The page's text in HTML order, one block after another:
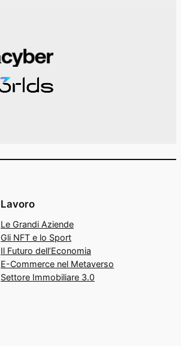
Lavoro
Le Grandi Aziende
Gli NFT e lo Sport
Il Futuro dell’Economia
E-Commerce nel Metaverso
Settore Immobiliare 3.0